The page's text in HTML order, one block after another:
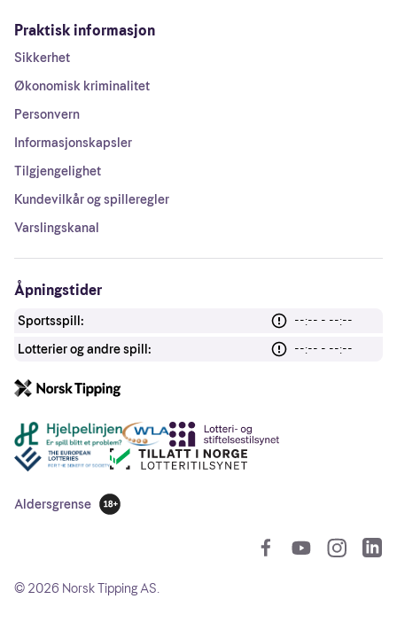
Praktisk informasjon
Sikkerhet
Økonomisk kriminalitet
Personvern
Informasjonskapsler
Tilgjengelighet
Kundevilkår og spilleregler
Varslingskanal
Åpningstider
Sportsspill:
--:-- - --:--
Lotterier og andre spill:
--:-- - --:--
Andre lenker
Aldersgrense
18 år
© 2026 Norsk Tipping AS.